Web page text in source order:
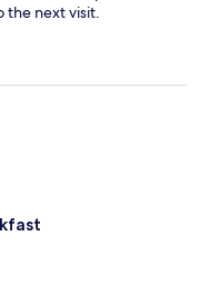
the next visit.